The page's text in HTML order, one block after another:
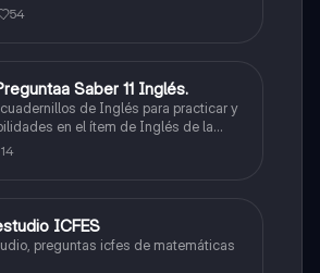
54
Saber 11 Inglés.
de Inglés para practicar y
en el ítem de Inglés de la
🫡
14
ICFES
preguntas icfes de matemáticas